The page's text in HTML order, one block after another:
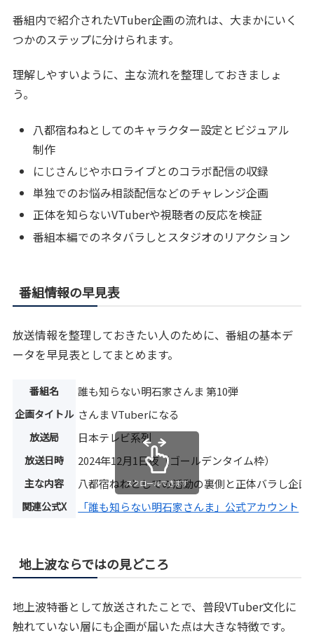
番組内で紹介されたVTuber企画の流れは、大まかにいく
つかのステップに分けられます。
理解しやすいように、主な流れを整理しておきましょ
う。
八都宿ねねとしてのキャラクター設定とビジュアル
制作
にじさんじやホロライブとのコラボ配信の収録
単独でのお悩み相談配信などのチャレンジ企画
正体を知らないVTuberや視聴者の反応を検証
番組本編でのネタバラしとスタジオのリアクション
番組情報の早見表
放送情報を整理しておきたい人のために、番組の基本デ
ータを早見表としてまとめます。
番組名 誰も知らない明石家さんま 第10弾
企画タイトル さんま VTuberになる
放送局 日本テレビ系列
放送日時 2024年12月1日夜（ゴールデンタイム枠）
主な内容 八都宿ねねとしての活動の裏側と正体バラし企画
関連公式X 「誰も知らない明石家さんま」公式アカウント
スクロールできます
地上波ならではの見どころ
地上波特番として放送されたことで、普段VTuber文化に
触れていない層にも企画が届いた点は大きな特徴です。